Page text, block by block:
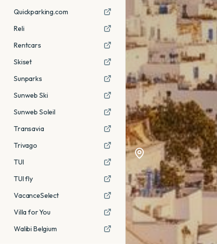
Quickparking.com
Reli
Rentcars
Skiset
Sunparks
Sunweb Ski
Sunweb Soleil
Transavia
Trivago
TUI
TUI fly
VacanceSelect
Villa for You
Walibi Belgium